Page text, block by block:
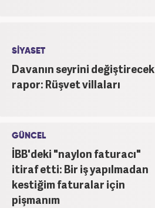
SİYASET
Davanın seyrini değiştirecek
rapor: Rüşvet villaları
GÜNCEL
İBB'deki "naylon faturacı"
itiraf etti: Bir iş yapılmadan
kestiğim faturalar için
pişmanım